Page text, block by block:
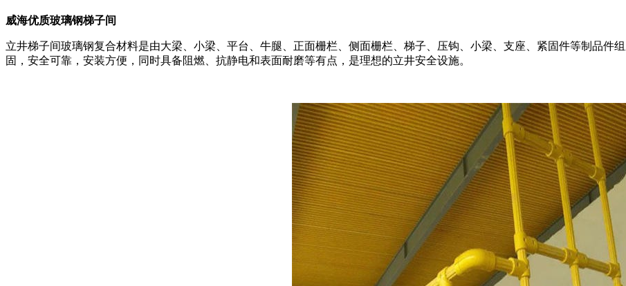
威海优质玻璃钢梯子间
立井梯子间玻璃钢复合材料是由大梁、小梁、平台、牛腿、正面栅栏、侧面栅栏、梯子、压钩、小梁、支座、紧固件等制品件
固，安全可靠，安装方便，同时具备阻燃、抗静电和表面耐磨等有点，是理想的立井安全设施。